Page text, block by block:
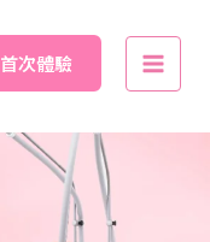
首次體驗
Main